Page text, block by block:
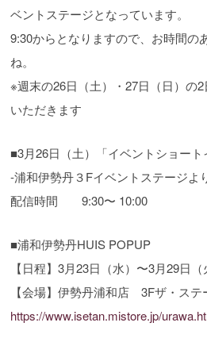
ベントステージとなっています。
9:30からとなりますので、お時間の
ね。
※週末の26日（土）・27日（日）の
いただきます
■3月26日（土）「イベントショート
-浦和伊勢丹３Fイベントステージよ
配信時間 9:30〜 10:00
■浦和伊勢丹HUIS POPUP
【日程】3月23日（水）〜3月29日（
【会場】伊勢丹浦和店 3Fザ・ステ
https://www.isetan.mistore.jp/